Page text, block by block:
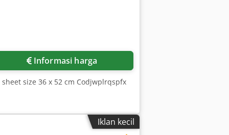
Informasi harga
size 36 x 52 cm Codjwplrqspfx
Iklan kecil